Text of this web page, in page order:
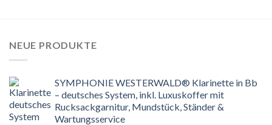
NEUE PRODUKTE
SYMPHONIE WESTERWALD® Klarinette in Bb
– deutsches System, inkl. Luxuskoffer mit
Rucksackgarnitur, Mundstück, Ständer &
Wartungsservice